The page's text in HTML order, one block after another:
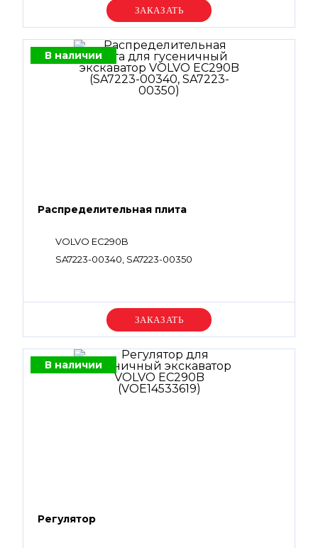
Уточняйте цену
В наличии
Распределительная плита
VOLVO EC290B
SA7223-00340, SA7223-00350
Уточняйте цену
В наличии
Регулятор